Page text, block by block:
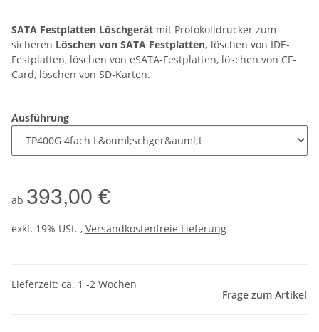
SATA Festplatten Löschgerät mit Protokolldrucker zum
sicheren Löschen von SATA Festplatten, löschen von IDE-
Festplatten, löschen von eSATA-Festplatten, löschen von CF-
Card, löschen von SD-Karten.
Ausführung
ab 393,00 €
exkl. 19% USt. , Versandkostenfreie Lieferung
Lieferzeit: ca. 1 -2 Wochen
Frage zum Artikel